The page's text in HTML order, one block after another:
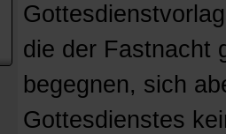
die der Fastnacht
begegnen, sich
Gottesdienstes